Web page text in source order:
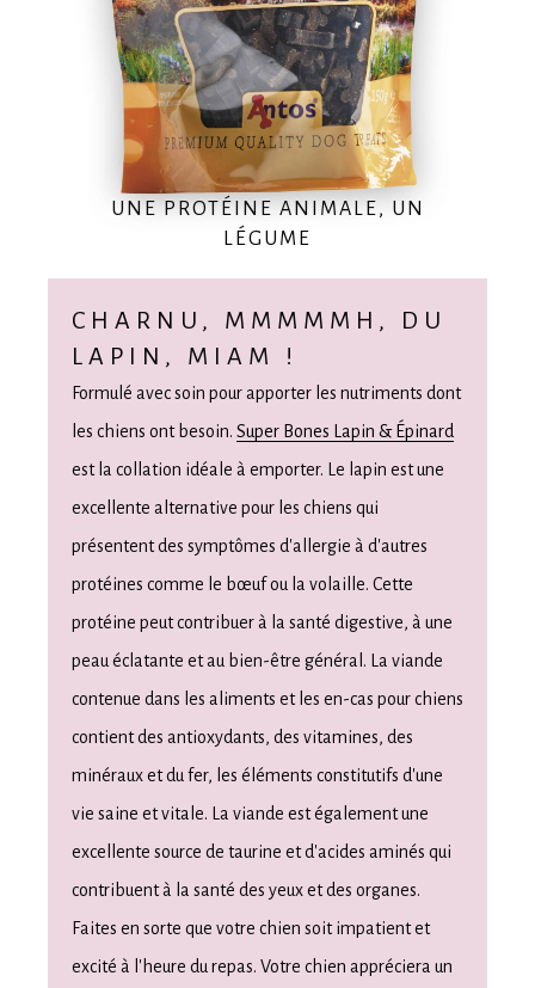
UNE PROTÉINE ANIMALE, UN
LÉGUME
CHARNU, MMMMMH, DU
LAPIN, MIAM !
Formulé avec soin pour apporter les nutriments dont
les chiens ont besoin. Super Bones Lapin & Épinard
est la collation idéale à emporter. Le lapin est une
excellente alternative pour les chiens qui
présentent des symptômes d'allergie à d'autres
protéines comme le bœuf ou la volaille. Cette
protéine peut contribuer à la santé digestive, à une
peau éclatante et au bien-être général. La viande
contenue dans les aliments et les en-cas pour chiens
contient des antioxydants, des vitamines, des
minéraux et du fer, les éléments constitutifs d'une
vie saine et vitale. La viande est également une
excellente source de taurine et d'acides aminés qui
contribuent à la santé des yeux et des organes.
Faites en sorte que votre chien soit impatient et
excité à l'heure du repas. Votre chien appréciera un